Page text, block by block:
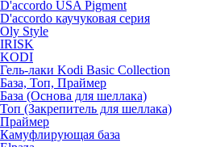
D'accordo USA Pigment
D'accordo каучуковая серия
Oly Style
IRISK
KODI
Гель-лаки Kodi Basic Collection
База, Топ, Праймер
База (Основа для шеллака)
Топ (Закрепитель для шеллака)
Праймер
Камуфлирующая база